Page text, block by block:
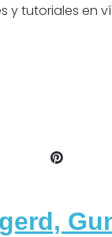
tutoriales en